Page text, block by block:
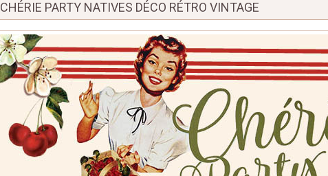
CHÉRIE PARTY NATIVES DÉCO RÉTRO VINTAGE